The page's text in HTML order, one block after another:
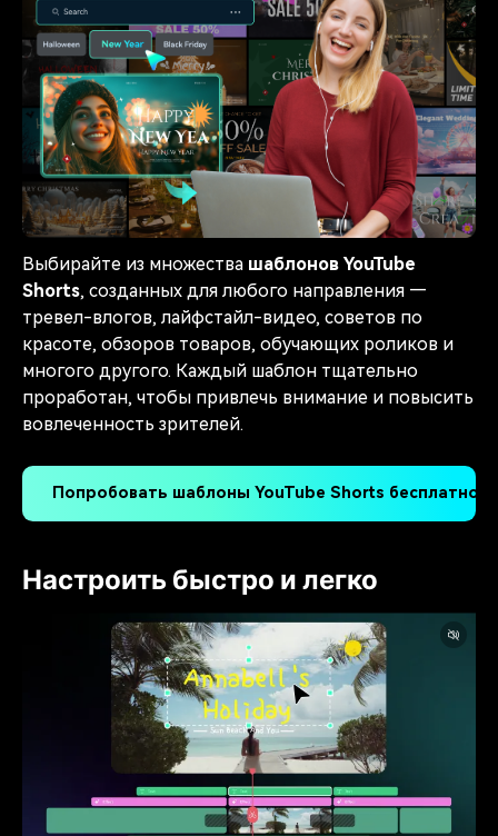
Выбирайте из множества шаблонов YouTube
Shorts, созданных для любого направления —
тревел-влогов, лайфстайл-видео, советов по
красоте, обзоров товаров, обучающих роликов и
многого другого. Каждый шаблон тщательно
проработан, чтобы привлечь внимание и повысить
вовлеченность зрителей.
Попробовать шаблоны YouTube Shorts бесплатно >
Настроить быстро и легко